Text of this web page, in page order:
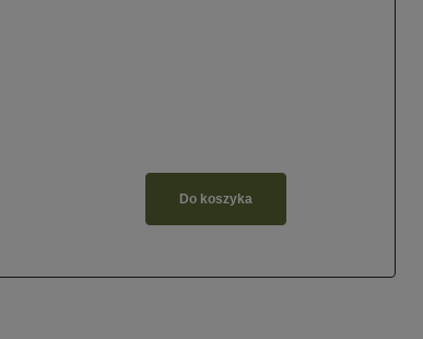
Do koszyka